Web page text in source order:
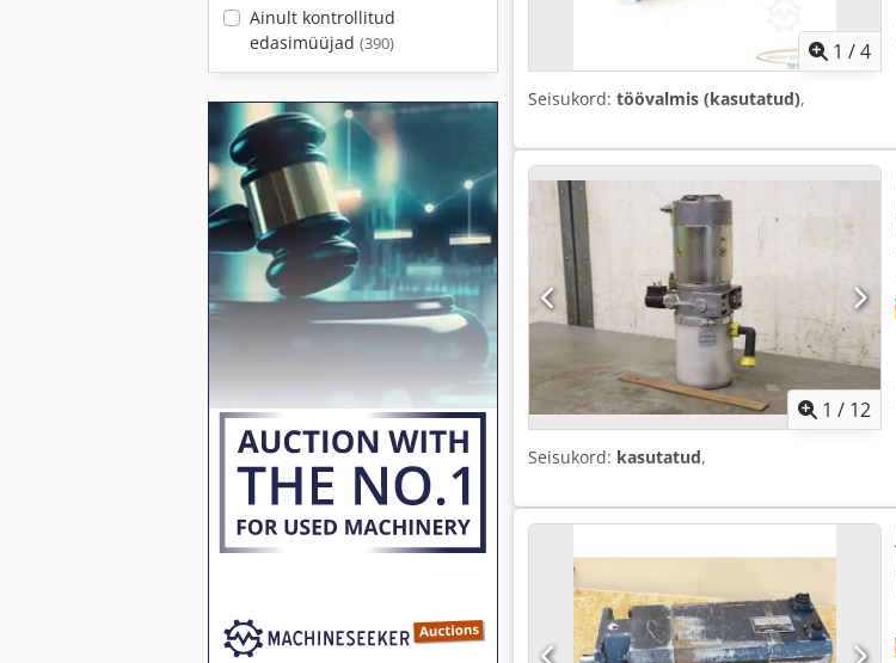
Ainult kontrollitud
edasimüüjad (390) 1 /4
Seisukord: töövalmis (kasutatud),
1 / 12
Seisukord: kasutatud,